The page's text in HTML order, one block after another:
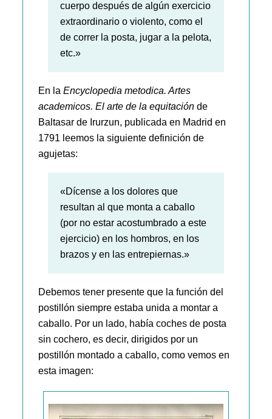
cuerpo después de algún exercicio
extraordinario o violento, como el
de correr la posta, jugar a la pelota,
etc.»
En laEncyclopedia metodica. Artes
academicos. El arte de la equitación de
Baltasar de Irurzun, publicada en Madrid en
1791 leemos la siguiente definición de
agujetas:
«Dícense a los dolores que
resultan al que monta a caballo
(por no estar acostumbrado a este
ejercicio) en los hombros, en los
brazos y en las entrepiernas.»
Debemos tener presente que la función del
postillón siempre estaba unida a montar a
caballo. Por un lado, había coches de posta
sin cochero, es decir, dirigidos por un
postillón montado a caballo, como vemos en
esta imagen: